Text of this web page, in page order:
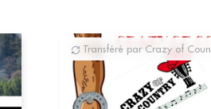
Transféré par Crazy of